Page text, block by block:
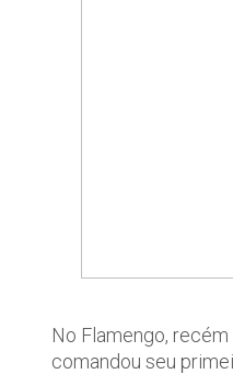
No Flamengo,
comandou seu